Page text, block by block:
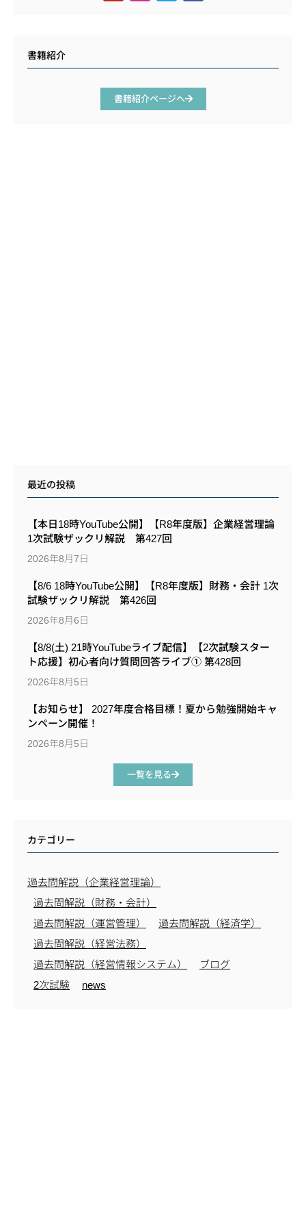
書籍紹介
書籍紹介ページへ
最近の投稿
【本日18時YouTube公開】【R8年度版】企業経営理論
1次試験ザックリ解説 第427回
2026年8月7日
【8/6 18時YouTube公開】【R8年度版】財務・会計 1次
試験ザックリ解説 第426回
2026年8月6日
【8/8(土) 21時YouTubeライブ配信】【2次試験スター
ト応援】初心者向け質問回答ライブ① 第428回
2026年8月5日
【お知らせ】 2027年度合格目標！夏から勉強開始キャ
ンペーン開催！
2026年8月5日
一覧を見る
カテゴリー
過去問解説（企業経営理論）
過去問解説（財務・会計）
過去問解説（運営管理）
過去問解説（経済学）
過去問解説（経営法務）
過去問解説（経営情報システム）
ブログ
2次試験
news